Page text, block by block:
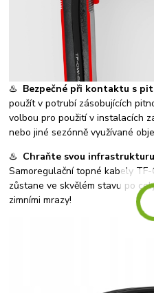
♨️ Bezpečné při kontaktu s
použít v potrubí zásobujících
volbou pro použití v instalacích
nebo jiné sezónně využívané
♨️ Chraňte svou
Samoregulační topné kabely
zůstane ve skvělém stavu po
zimními mrazy!